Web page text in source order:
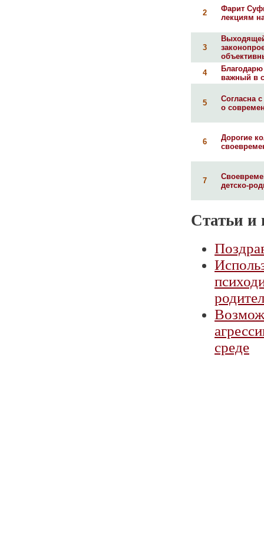
2
Фарит
лекциям
3
4
Благодарю
важный в
5
Согласна
о
6
Дорогие
7
детско-
Статьи и
среде